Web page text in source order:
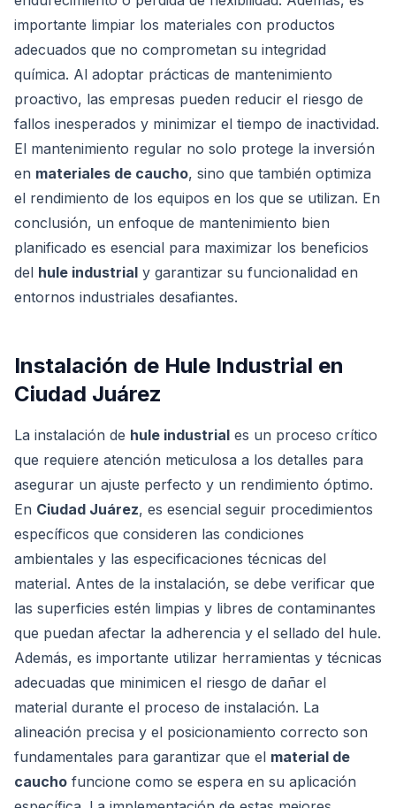
importante limpiar los materiales con productos
adecuados que no comprometan su integridad
química. Al adoptar prácticas de mantenimiento
proactivo, las empresas pueden reducir el riesgo de
fallos inesperados y minimizar el tiempo de inactividad.
El mantenimiento regular no solo protege la inversión
en materiales de caucho, sino que también optimiza
el rendimiento de los equipos en los que se utilizan. En
conclusión, un enfoque de mantenimiento bien
planificado es esencial para maximizar los beneficios
del hule industrial y garantizar su funcionalidad en
entornos industriales desafiantes.
Instalación de Hule Industrial en
Ciudad Juárez
La instalación de hule industrial es un proceso crítico
que requiere atención meticulosa a los detalles para
asegurar un ajuste perfecto y un rendimiento óptimo.
En Ciudad Juárez, es esencial seguir procedimientos
específicos que consideren las condiciones
ambientales y las especificaciones técnicas del
material. Antes de la instalación, se debe verificar que
las superficies estén limpias y libres de contaminantes
que puedan afectar la adherencia y el sellado del hule.
Además, es importante utilizar herramientas y técnicas
adecuadas que minimicen el riesgo de dañar el
material durante el proceso de instalación. La
alineación precisa y el posicionamiento correcto son
fundamentales para garantizar que el material de
caucho funcione como se espera en su aplicación